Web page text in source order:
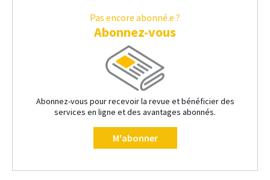
Pas encore abonné.e ?
Abonnez-vous
Abonnez-vous pour recevoir la revue et bénéficier des
services en ligne et des avantages abonnés.
M'abonner